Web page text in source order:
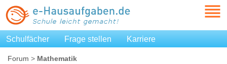
Schulfächer Frage stellen Karriere
Forum > Mathematik